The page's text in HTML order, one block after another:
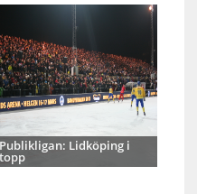
Publikligan: Lidköping i
topp